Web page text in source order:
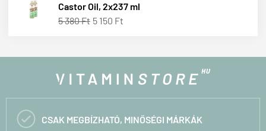
Castor Oil, 2x237 ml
5 380 Ft 5 150 Ft
 CSAK MEGBÍZHATÓ, MINŐSÉGI MÁRKÁK